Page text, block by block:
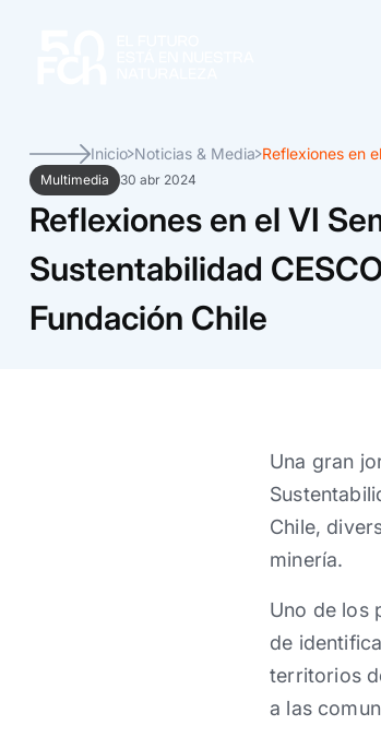
Inicio Noticias & Media Reflexiones en
Multimedia 30 abr 2024
Reflexiones en el VI
Sustentabilidad
Fundación Chile
Una gran
Chile,
minería.
Uno de los
de
territorios
a las